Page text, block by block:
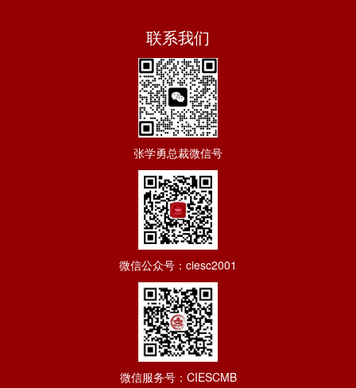
联系我们
张学勇总裁微信号
微信公众号：ciesc2001
微信服务号：CIESCMB